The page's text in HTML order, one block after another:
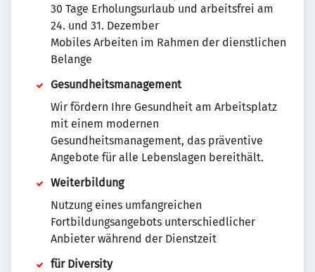
30 Tage Erholungsurlaub und arbeitsfrei am
24. und 31. Dezember
Mobiles Arbeiten im Rahmen der dienstlichen
Belange
Gesundheitsmanagement
Wir fördern Ihre Gesundheit am Arbeitsplatz
mit einem modernen
Gesundheitsmanagement, das präventive
Angebote für alle Lebenslagen bereithält.
Weiterbildung
Nutzung eines umfangreichen
Fortbildungsangebots unterschiedlicher
Anbieter während der Dienstzeit
für Diversity